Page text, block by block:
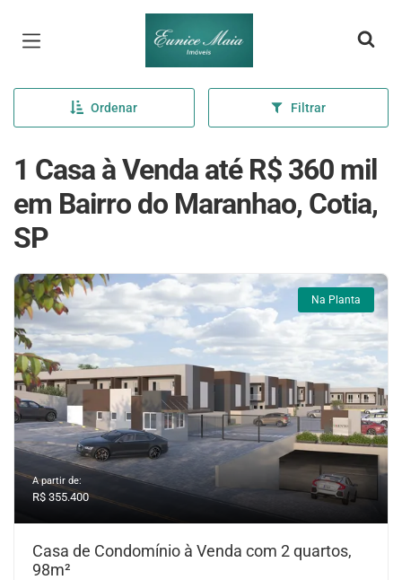
Página inicial
Ordenar Filtrar
1 Casa à Venda até R$ 360 mil
em Bairro do Maranhao, Cotia,
SP
Na Planta
A partir de:
R$ 355.400
Casa de Condomínio à Venda com 2 quartos,
98m²